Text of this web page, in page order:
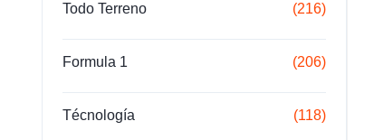
Todo Terreno (216)
Formula 1 (206)
Técnología (118)